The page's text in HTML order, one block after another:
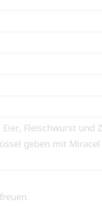
Fleischwurst und
geben mit
freuen.